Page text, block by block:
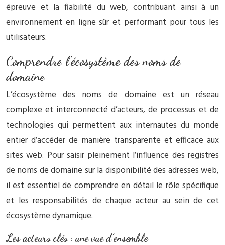
épreuve et la fiabilité du web, contribuant ainsi à un
environnement en ligne sûr et performant pour tous les
utilisateurs.
Comprendre l’écosystème des noms de
domaine
L’écosystème des noms de domaine est un réseau
complexe et interconnecté d’acteurs, de processus et de
technologies qui permettent aux internautes du monde
entier d’accéder de manière transparente et efficace aux
sites web. Pour saisir pleinement l’influence des registres
de noms de domaine sur la disponibilité des adresses web,
il est essentiel de comprendre en détail le rôle spécifique
et les responsabilités de chaque acteur au sein de cet
écosystème dynamique.
Les acteurs clés : une vue d’ensemble